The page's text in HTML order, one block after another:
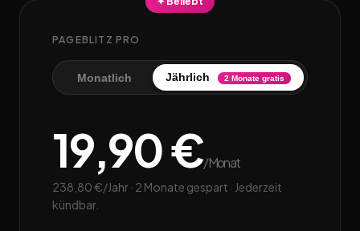
PAGEBLITZ PRO
Monatlich Jährlich 2 Monate gratis
19,90 €/Monat
238,80 €/Jahr · 2 Monate gespart · Jederzeit
kündbar.